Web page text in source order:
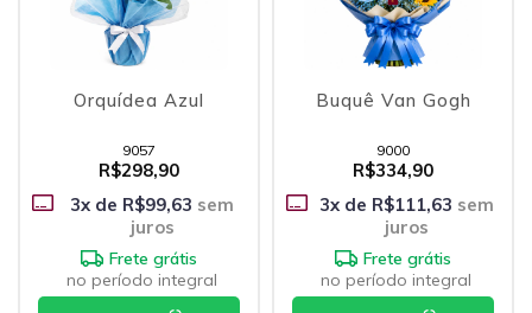
Orquídea Azul
9057
R$298,90
3x de R$99,63 sem
juros
Frete grátis
no período integral
Buquê Van Gogh
9000
R$334,90
3x de R$111,63 sem
juros
Frete grátis
no período integral